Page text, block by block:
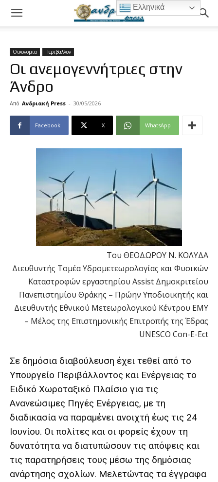
Οικονομια Περιβαλλον
Οι ανεμογεννήτριες στην
Άνδρο
Από Ανδριακή Press - 30/05/2026
Facebook X WhatsApp
Του ΘΕΟΔΩΡΟΥ Ν. ΚΟΛΥΔΑ
Διευθυντής Τομέα Υδρομετεωρολογίας και Φυσικών
Καταστροφών εργαστηρίου Assist Δημοκριτείου
Πανεπιστημίου Θράκης – Πρώην Υποδιοικητής και
Διευθυντής Εθνικού Μετεωρολογικού Κέντρου ΕΜΥ
– Μέλος της Επιστημονικής Επιτροπής της Έδρας
UNESCO Con-E-Ect
Σε δημόσια διαβούλευση έχει τεθεί από το
Υπουργείο Περιβάλλοντος και Ενέργειας το
Ειδικό Χωροταξικό Πλαίσιο για τις
Ανανεώσιμες Πηγές Ενέργειας, με τη
διαδικασία να παραμένει ανοιχτή έως τις 24
Ιουνίου. Οι πολίτες και οι φορείς έχουν τη
δυνατότητα να διατυπώσουν τις απόψεις και
τις παρατηρήσεις τους μέσω της δημόσιας
ανάρτησης σχολίων. Μελετώντας τα έγγραφα
Ελληνικά